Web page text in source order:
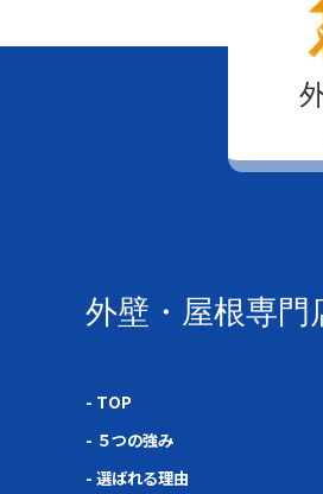
外壁・屋根専門
- TOP
- ５つの強み
- 選ばれる理由